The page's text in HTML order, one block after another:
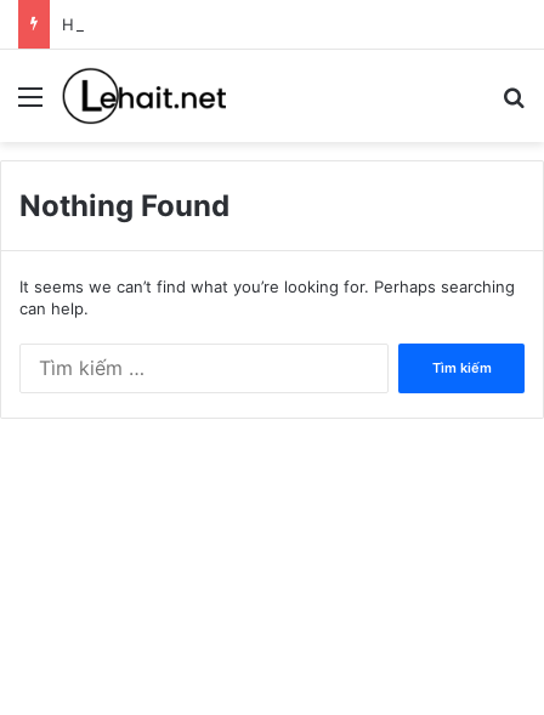
Hướng dẫn tạo USB cài Windows bằng Rufus
Menu
Nothing Found
It seems we can’t find what you’re looking for. Perhaps searching
can help.